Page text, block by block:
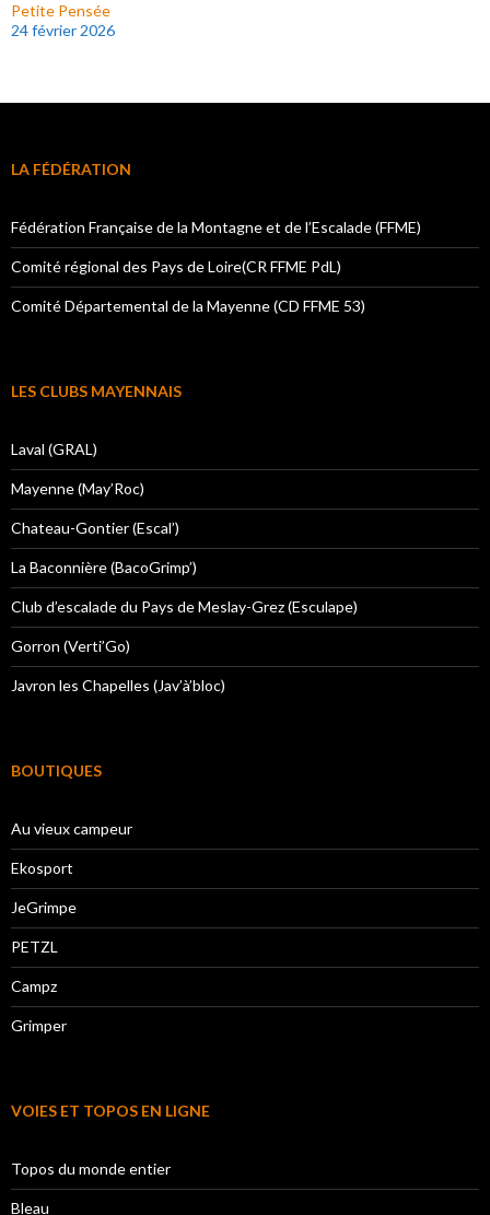
Petite Pensée
24 février 2026
LA FÉDÉRATION
Fédération Française de la Montagne et de l’Escalade (FFME)
Comité régional des Pays de Loire(CR FFME PdL)
Comité Départemental de la Mayenne (CD FFME 53)
LES CLUBS MAYENNAIS
Laval (GRAL)
Mayenne (May’Roc)
Chateau-Gontier (Escal’)
La Baconnière (BacoGrimp’)
Club d’escalade du Pays de Meslay-Grez (Esculape)
Gorron (Verti’Go)
Javron les Chapelles (Jav’à’bloc)
BOUTIQUES
Au vieux campeur
Ekosport
JeGrimpe
PETZL
Campz
Grimper
VOIES ET TOPOS EN LIGNE
Topos du monde entier
Bleau